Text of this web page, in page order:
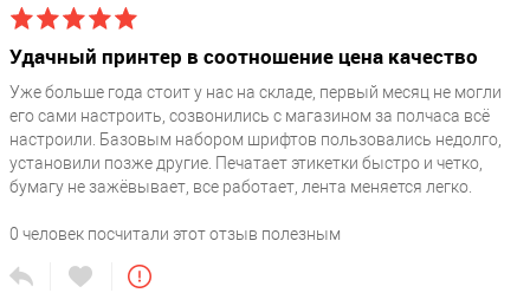
Удачный принтер в соотношение цена качество
Уже больше года стоит у нас на складе, первый месяц не могли
его сами настроить, созвонились с магазином за полчаса всё
настроили. Базовым набором шрифтов пользовались недолго,
установили позже другие. Печатает этикетки быстро и четко,
бумагу не зажёвывает, все работает, лента меняется легко.
0 человек посчитали этот отзыв полезным